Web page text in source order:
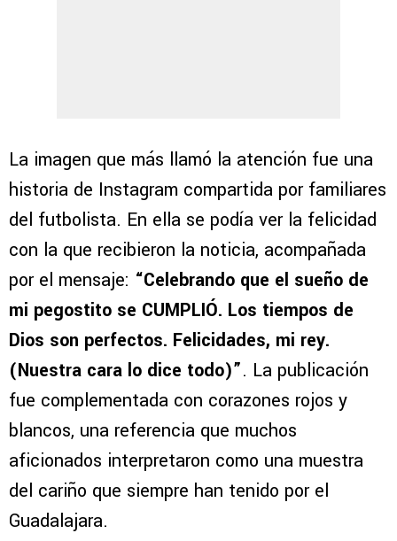
La imagen que más llamó la atención fue una
historia de Instagram compartida por familiares
del futbolista. En ella se podía ver la felicidad
con la que recibieron la noticia, acompañada
por el mensaje: “Celebrando que el sueño de
mi pegostito se CUMPLIÓ. Los tiempos de
Dios son perfectos. Felicidades, mi rey.
(Nuestra cara lo dice todo)”. La publicación
fue complementada con corazones rojos y
blancos, una referencia que muchos
aficionados interpretaron como una muestra
del cariño que siempre han tenido por el
Guadalajara.